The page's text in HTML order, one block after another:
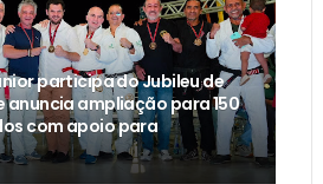
participa do Jubileu de
anuncia ampliação para 150
com apoio para